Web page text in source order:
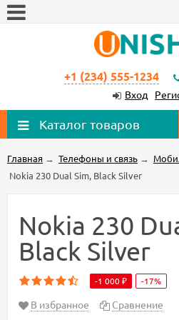
+1 (234) 555-1234
Вход
Каталог товаров
Главная → Телефоны и связь →
Nokia 230 Dual Sim, Black Silver
Nokia 230
Black Silver
-1 000 ₽ -17%
В избранное Сравнение